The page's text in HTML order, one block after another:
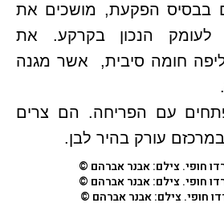
בבסיס הפקעת, מושכים את
לעומק הנכון בקרקע. את
חומה סיבית, אשר מגנה
4, מתפתחים עם הפריחה. הם צרים
עורק בהיר לבן.